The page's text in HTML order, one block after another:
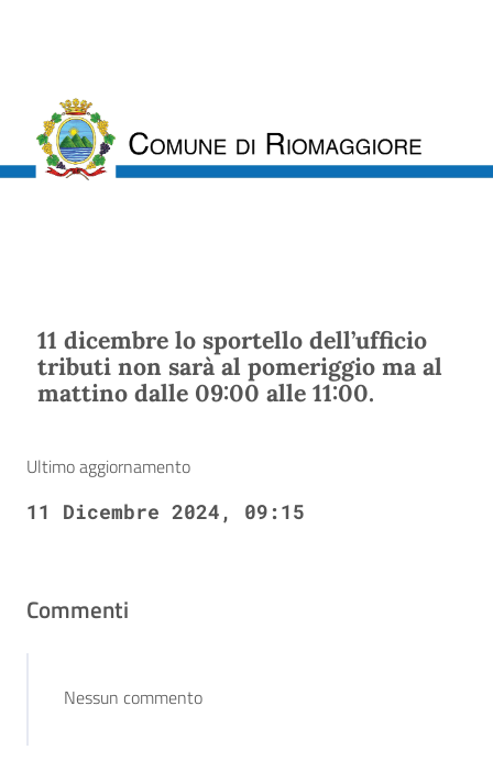
11 dicembre lo sportello dell’ufficio
tributi non sarà al pomeriggio ma al
mattino dalle 09:00 alle 11:00.
Ultimo aggiornamento
11 Dicembre 2024, 09:15
Commenti
Nessun commento